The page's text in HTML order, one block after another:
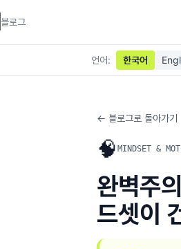
블로그
언어: 한국어
← 블로그로 돌아가기
🧠 MINDSET &
완벽주
드셋이